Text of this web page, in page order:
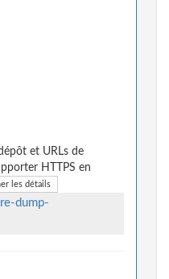
et URLs de
HTTPS en
les détails
dump-